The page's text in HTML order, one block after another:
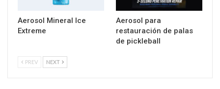
Aerosol Mineral Ice
Extreme
Aerosol para
restauración de palas
de pickleball
PREV NEXT